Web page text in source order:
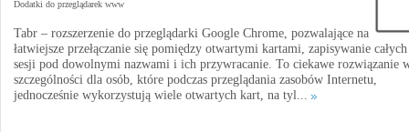
Dodatki do przeglądarek www
Tabr – rozszerzenie do przeglądarki Google Chrome, pozwalające na
łatwiejsze przełączanie się pomiędzy otwartymi kartami, zapisywanie całych
sesji pod dowolnymi nazwami i ich przywracanie. To ciekawe rozwiązanie
szczególności dla osób, które podczas przeglądania zasobów Internetu,
jednocześnie wykorzystują wiele otwartych kart, na tyl...